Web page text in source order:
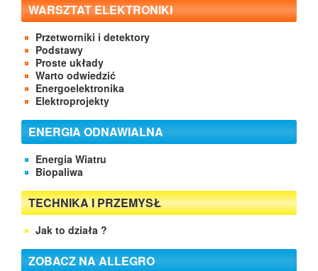
WARSZTAT ELEKTRONIKI
Przetworniki i detektory
Podstawy
Proste układy
Warto odwiedzić
Energoelektronika
Elektroprojekty
ENERGIA ODNAWIALNA
Energia Wiatru
Biopaliwa
TECHNIKA I PRZEMYSŁ
Jak to działa ?
ZOBACZ NA ALLEGRO